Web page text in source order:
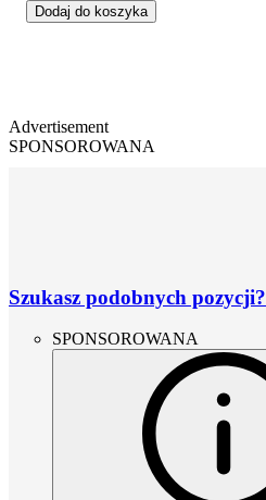
Dodaj do koszyka
Advertisement
SPONSOROWANA
Szukasz podobnych
SPONSOROWANA